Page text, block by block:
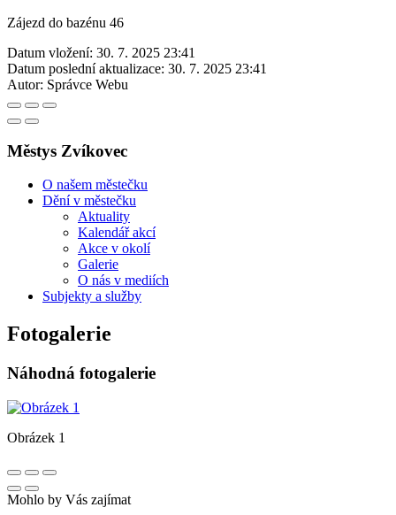
Zájezd do bazénu 46
Datum vložení: 30. 7. 2025 23:41
Datum poslední aktualizace: 30. 7. 2025 23:41
Autor: Správce Webu
Městys Zvíkovec
O našem městečku
Dění v městečku
Aktuality
Kalendář akcí
Akce v okolí
Galerie
O nás v mediích
Subjekty a služby
Fotogalerie
Náhodná fotogalerie
Obrázek 1
Mohlo by Vás zajímat